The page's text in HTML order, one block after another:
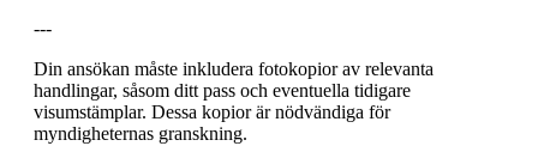
---
Din ansökan måste inkludera fotokopior av relevanta
handlingar, såsom ditt pass och eventuella tidigare
visumstämplar. Dessa kopior är nödvändiga för
myndigheternas granskning.